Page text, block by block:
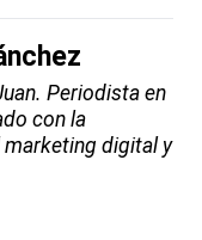
Periodista en
con la
digital y